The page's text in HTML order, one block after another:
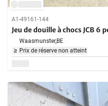
A1-49161-144
Jeu de douille à chocs JCB 6
Waasmunster,BE
Prix de réserve non atteint